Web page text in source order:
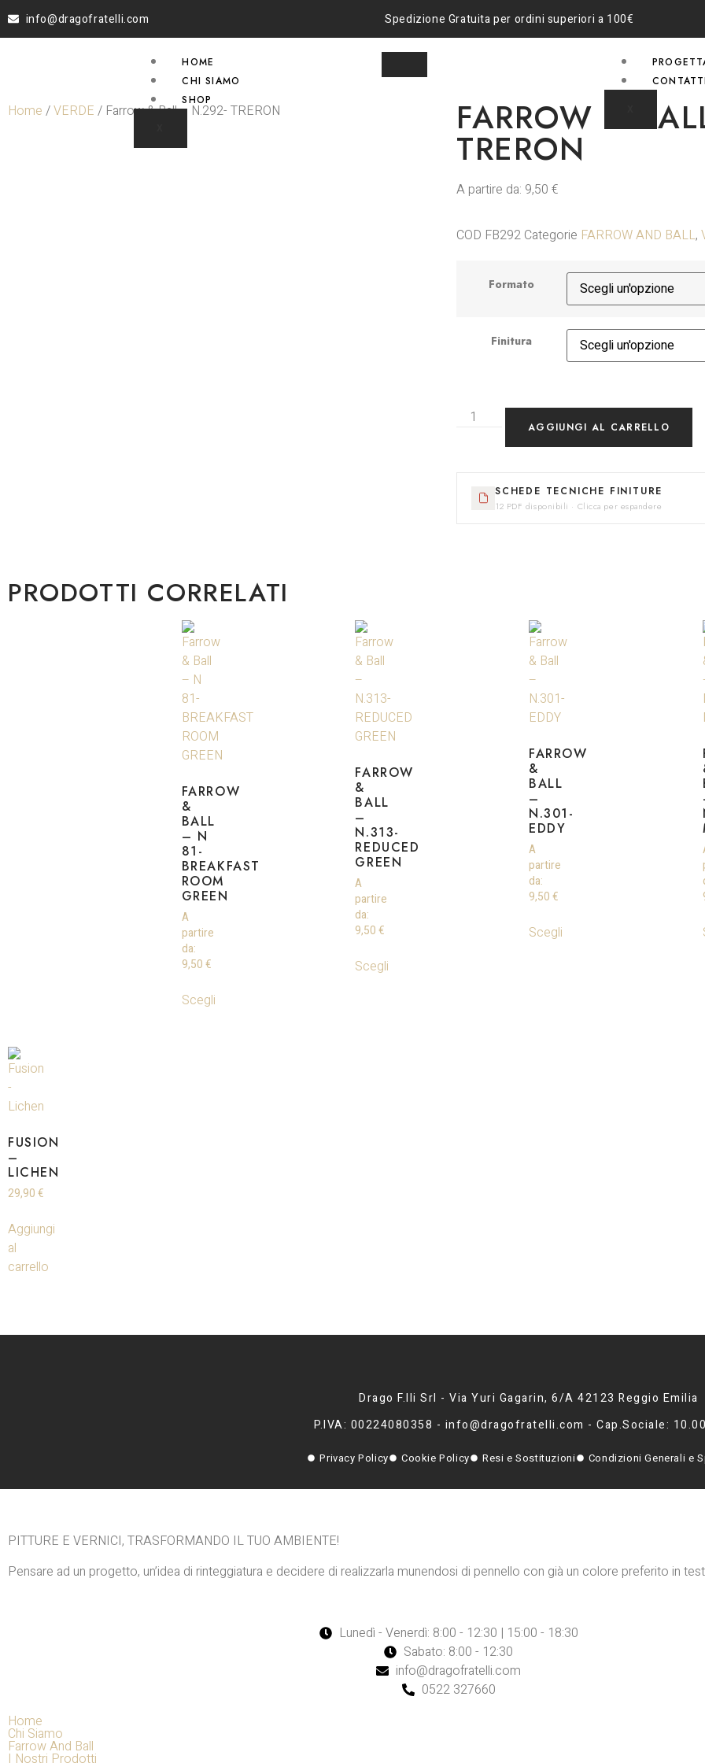
info@dragofratelli.com Spedizione Gratuita per ordini superiori a 100€
HOME
CHI SIAMO
SHOP
Home /VERDE / Farrow & Ball – N.292- TRERON FARROW &
TRERON
A partire da: 9,50 €
COD FB292 Categorie FARROW AND BALL,
Formato
Finitura
AGGIUNGI AL CARRELLO
SCHEDE TECNICHE FINITURE
12 PDF disponibili · Clicca per espandere
PRODOTTI CORRELATI
FARROW
&
BALL
– N
81-
BREAKFAST
ROOM
GREEN
A
partire
da:
9,50 €
Scegli
FARROW
&
BALL
–
N.313-
REDUCED
GREEN
A
partire
da:
9,50€
Scegli
FARROW
&
BALL
–
N.301-
EDDY
A
partire
da:
9,50 €
Scegli
FUSION
–
LICHEN
29,90 €
Aggiungi
al
carrello
Drago F.lli Srl - Via Yuri Gagarin, 6/A 42123 Reggio Emilia
P.IVA: 00224080358 - info@dragofratelli.com - Cap.Sociale:
Privacy Policy Cookie Policy Resi e Sostituzioni Condizioni Generali e
PITTURE E VERNICI, TRASFORMANDO IL TUO AMBIENTE!
Pensare ad un progetto, un’idea di rinteggiatura e decidere di realizzarla munendosi di pennello con già un colore preferito in
Lunedì - Venerdì: 8:00 - 12:30 | 15:00 - 18:30
Sabato: 8:00 - 12:30
info@dragofratelli.com
0522 327660
Home
Chi Siamo
Farrow And Ball
I Nostri Prodotti